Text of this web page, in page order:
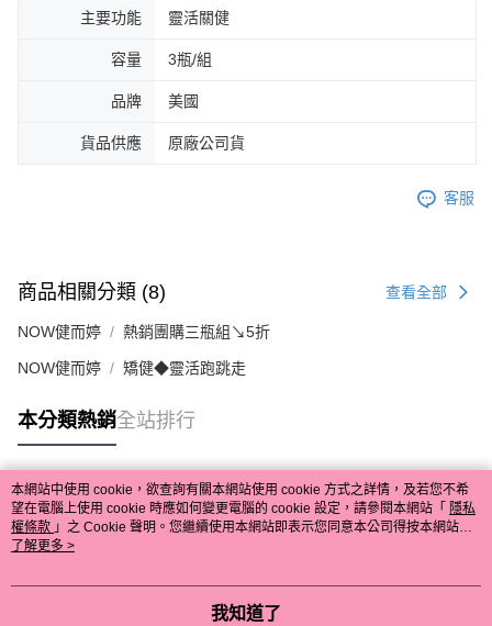
主要功能 靈活關健
容量 3瓶/組
品牌 美國
貨品供應 原廠公司貨
客服
商品相關分類 (8) 查看全部
NOW健而婷 熱銷團購三瓶組↘5折
NOW健而婷 矯健◆靈活跑跳走
本分類熱銷全站排行
熱門標籤
本網站中使用 cookie，欲查詢有關本網站使用 cookie 方式之詳情，及若您不希
望在電腦上使用 cookie 時應如何變更電腦的 cookie 設定，請參閱本網站「 隱私
權條款 」之 Cookie 聲明。您繼續使用本網站即表示您同意本公司得按本網站使
用條款之 Cookie 聲明使用 cookie。
了解更多 >
我知道了